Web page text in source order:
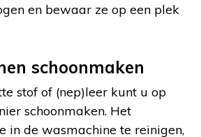
en bewaar ze op een plek
schoonmaken
stof of (nep)leer kunt u op
schoonmaken. Het
in de wasmachine te reinigen,